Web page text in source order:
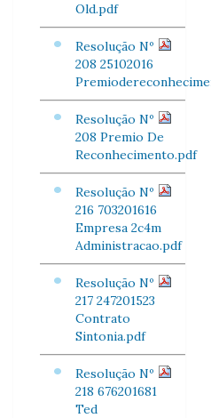
Old.pdf
Resolução Nº
208 25102016
Resolução Nº
208 Premio De
Reconhecimento.pdf
Resolução Nº
216 703201616
Empresa 2c4m
Administracao.pdf
Resolução Nº
217 247201523
Contrato
Sintonia.pdf
Resolução Nº
218 676201681
Ted